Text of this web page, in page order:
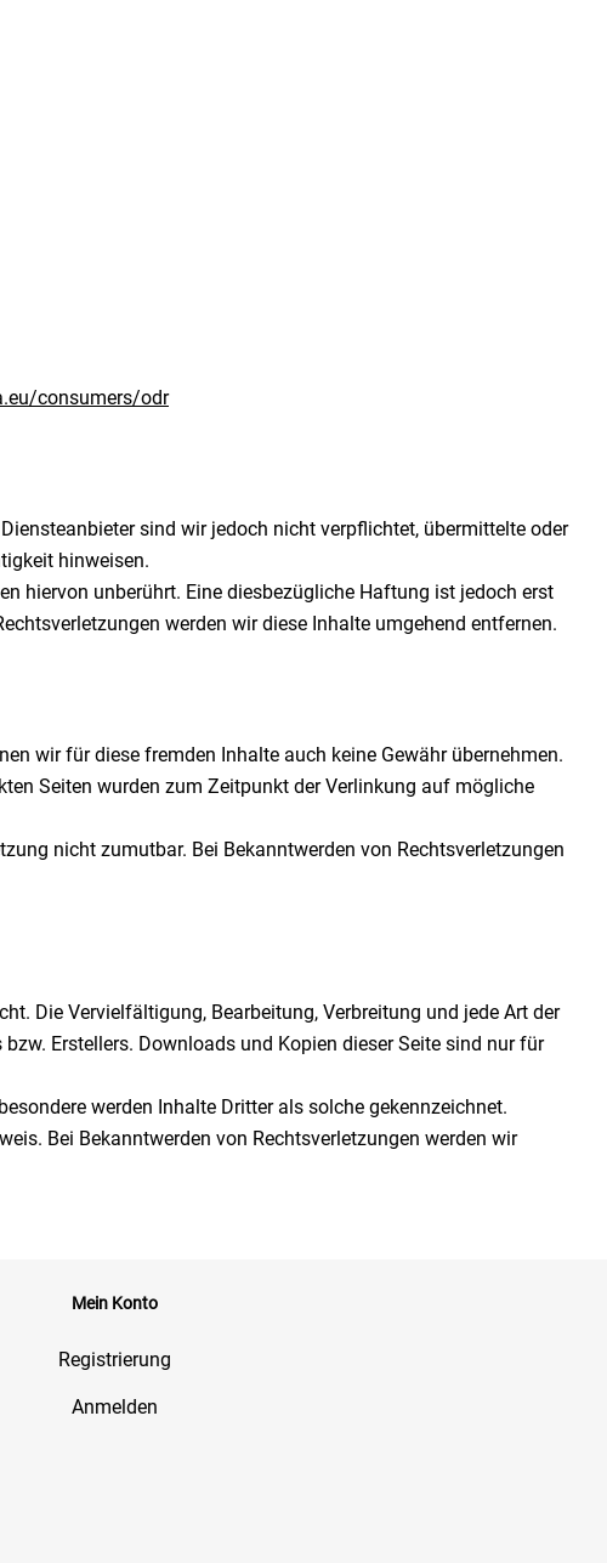
consumers/odr
sind wir jedoch nicht verpflichtet, übermittelte oder
hinweisen.
hiervon unberührt. Eine diesbezügliche Haftung ist jedoch erst
werden wir diese Inhalte umgehend entfernen.
wir für diese fremden Inhalte auch keine Gewähr übernehmen.
Seiten wurden zum Zeitpunkt der Verlinkung auf mögliche
nicht zumutbar. Bei Bekanntwerden von Rechtsverletzungen
Die Vervielfältigung, Bearbeitung, Verbreitung und jede Art der
Erstellers. Downloads und Kopien dieser Seite sind nur für
werden Inhalte Dritter als solche gekennzeichnet.
Bei Bekanntwerden von Rechtsverletzungen werden wir
Mein Konto
Registrierung
Anmelden